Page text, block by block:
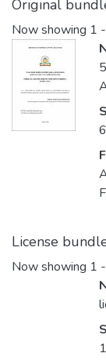
Original
Now showing 1
License
Now showing 1